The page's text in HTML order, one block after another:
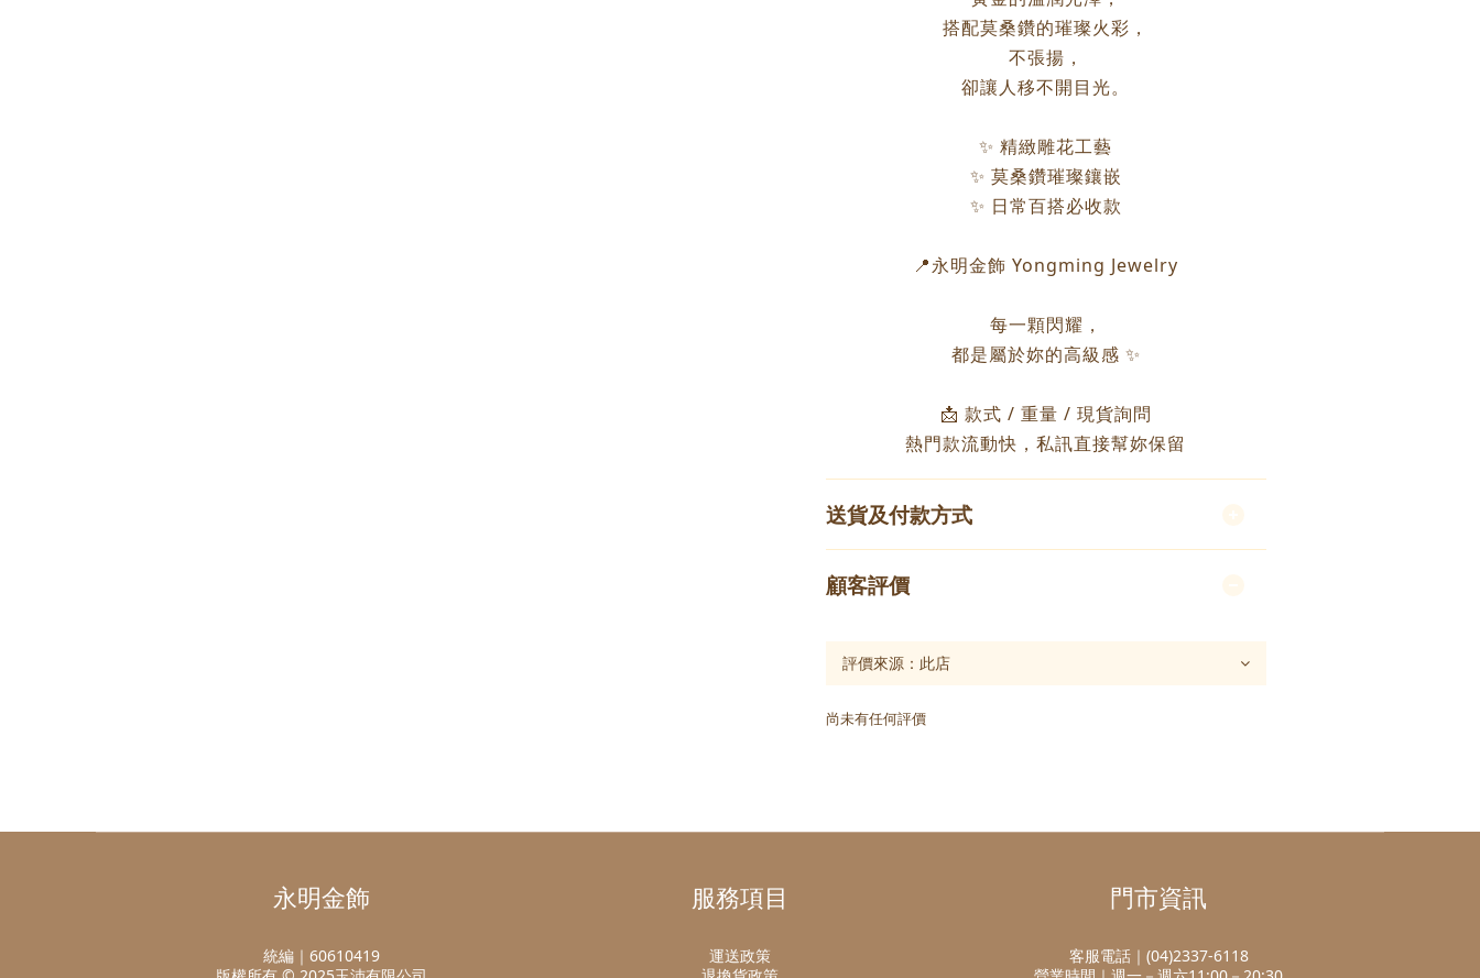
搭配莫桑鑽的璀璨火彩，
不張揚，
卻讓人移不開目光。
✨ 精緻雕花工藝
✨ 莫桑鑽璀璨鑲嵌
✨ 日常百搭必收款
📍永明金飾 Yongming Jewelry
每一顆閃耀，
都是屬於妳的高級感 ✨
📩 款式 / 重量 / 現貨詢問
熱門款流動快，私訊直接幫妳保留
送貨及付款方式
顧客評價
尚未有任何評價
永明金飾
統編｜60610419
服務項目
運送政策
門市資訊
客服電話｜(04)2337-6118